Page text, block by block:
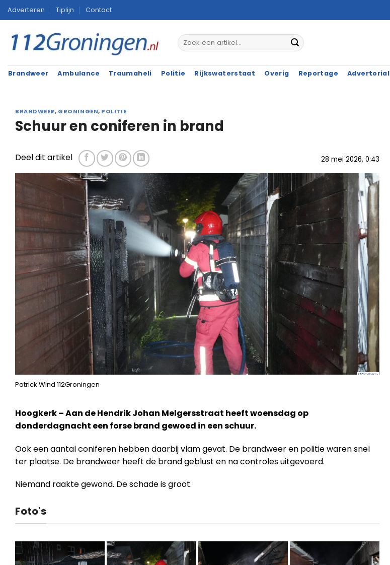
Ga
naar
inhoud
Adverteren Tiplijn Contact
Brandweer Ambulance Traumaheli Politie Rijkswaterstaat Overig Reportage Advertorial
BRANDWEER, GRONINGEN, POLITIE
Schuur en coniferen in brand
28 mei 2026, 0:43
Deel dit artikel
Patrick Wind 112Groningen
Hoogkerk – Aan de Hendrik Johan Melgersstraat heeft woensdag op
donderdagnacht een forse brand gewoed in een schuur.
Ook een aantal coniferen hebben daarbij vlam gevat. De brandweer en politie waren snel
ter plaatse. De brandweer heeft de brand geblust en na controles uitgevoerd.
Niemand raakte gewond. De schade is groot.
Foto's